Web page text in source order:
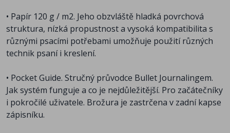
• Papír 120 g / m2. Jeho obzvláště hladká povrchová
struktura, nízká propustnost a vysoká kompatibilita s
různými psacími potřebami umožňuje použití různých
technik psaní i kreslení.
• Pocket Guide. Stručný průvodce Bullet Journalingem.
Jak systém funguje a co je nejdůležitější. Pro začátečníky
i pokročilé uživatele. Brožura je zastrčena v zadní kapse
zápisníku.